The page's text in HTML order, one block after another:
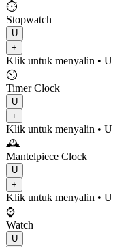
⏱️
Stopwatch
U
+
Klik untuk menyalin • U
⏲️
Timer Clock
U
+
Klik untuk menyalin • U
🕰️
Mantelpiece Clock
U
+
Klik untuk menyalin • U
⌚
Watch
U